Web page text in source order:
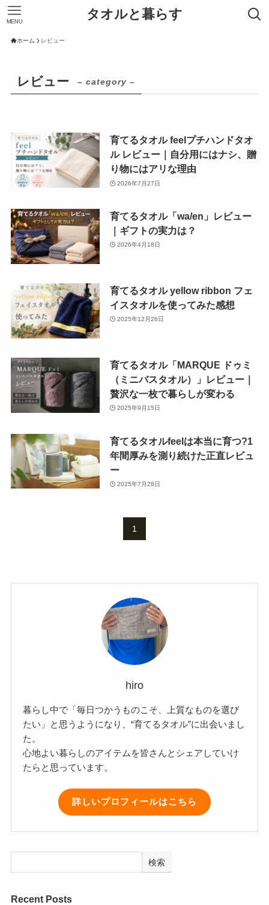
タオルと暮らす
MENU
ホーム レビュー
レビュー – category –
育てるタオル feelプチハンドタオ
ル レビュー｜自分用にはナシ、贈
り物にはアリな理由
2026年7月27日
育てるタオル「wa/en」レビュー
｜ギフトの実力は？
2026年4月18日
育てるタオル yellow ribbon フェ
イスタオルを使ってみた感想
2025年12月26日
育てるタオル「MARQUE ドゥミ
（ミニバスタオル）」レビュー｜
贅沢な一枚で暮らしが変わる
2025年9月15日
育てるタオルfeelは本当に育つ?1
年間厚みを測り続けた正直レビュ
ー
2025年7月28日
1
hiro
暮らし中で「毎日つかうものこそ、上質なものを選び
たい」と思うようになり、“育てるタオル”に出会いまし
た。
心地よい暮らしのアイテムを皆さんとシェアしていけ
たらと思っています。
詳しいプロフィールはこちら
検索
Recent Posts